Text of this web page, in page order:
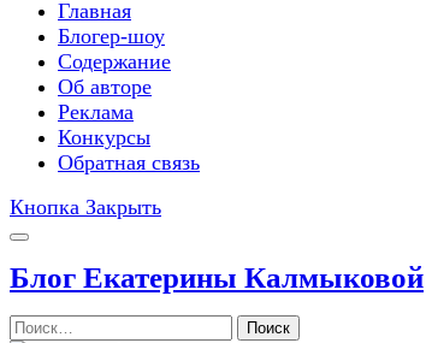
Главная
Блогер-шоу
Содержание
Об авторе
Реклама
Конкурсы
Обратная связь
Кнопка Закрыть
Блог Екатерины Калмыковой
Поиск